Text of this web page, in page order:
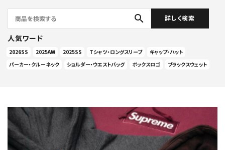
search 詳しく検索
人気ワード
2026SS 2025AW 2025SS Tシャツ・ロングスリーブ
キャップ・ハット
パーカー・クルーネック
ショルダー・ウエストバッグ ボックスロゴ ブラックスウェット